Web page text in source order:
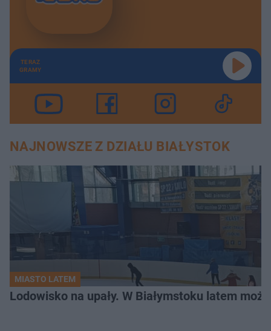
TERAZ
GRAMY
NAJNOWSZE Z DZIAŁU BIAŁYSTOK
MIASTO LATEM
Lodowisko na upały. W Białymstoku latem